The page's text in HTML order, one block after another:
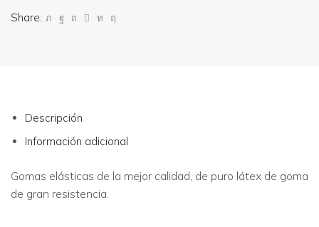
Share:
Descripción
Información adicional
Gomas elásticas de la mejor calidad, de puro látex de goma
de gran resistencia.